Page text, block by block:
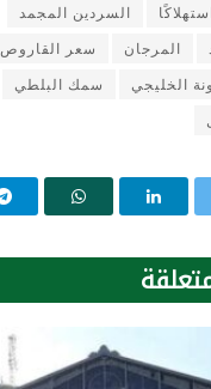
السردين المجمد
المرجان
سعر القاروص
الخليجي
سمك البلطي